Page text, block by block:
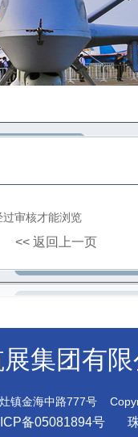
审核才能浏览
<< 返回上一页
集团有限
镇金海中路777号
备05081894号